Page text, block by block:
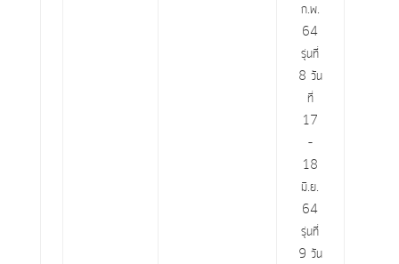
ก.พ.
64
รุ่นที่
8 วัน
ที่
17
–
18
มิ.ย.
64
รุ่นที่
9 วัน